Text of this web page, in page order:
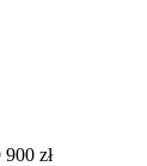
900 zł